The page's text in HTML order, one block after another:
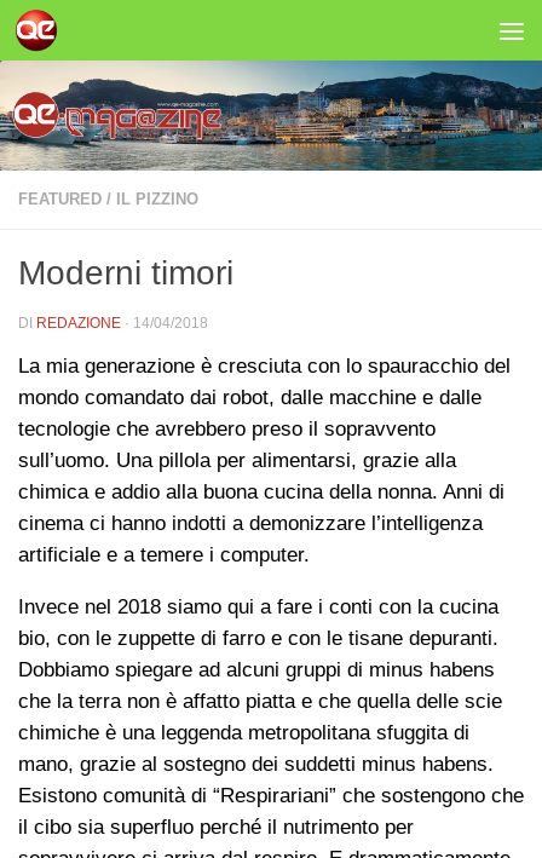
Salta al contenuto
FEATURED / IL PIZZINO
Moderni timori
DI REDAZIONE · 14/04/2018
La mia generazione è cresciuta con lo spauracchio del
mondo comandato dai robot, dalle macchine e dalle
tecnologie che avrebbero preso il sopravvento
sull’uomo. Una pillola per alimentarsi, grazie alla
chimica e addio alla buona cucina della nonna. Anni di
cinema ci hanno indotti a demonizzare l’intelligenza
artificiale e a temere i computer.
Invece nel 2018 siamo qui a fare i conti con la cucina
bio, con le zuppette di farro e con le tisane depuranti.
Dobbiamo spiegare ad alcuni gruppi di minus habens
che la terra non è affatto piatta e che quella delle scie
chimiche è una leggenda metropolitana sfuggita di
mano, grazie al sostegno dei suddetti minus habens.
Esistono comunità di “Respirariani” che sostengono che
il cibo sia superfluo perché il nutrimento per